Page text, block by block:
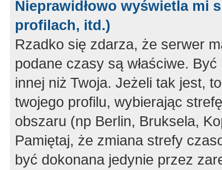
Nieprawidłowo wyświetla mi
profilach, itd.)
Rzadko się zdarza, że serwer
podane czasy są właściwe.
innej niż Twoja. Jeżeli tak jest,
twojego profilu, wybierając
obszaru (np Berlin, Bruksela,
Pamiętaj, że zmiana strefy
być dokonana jedynie przez